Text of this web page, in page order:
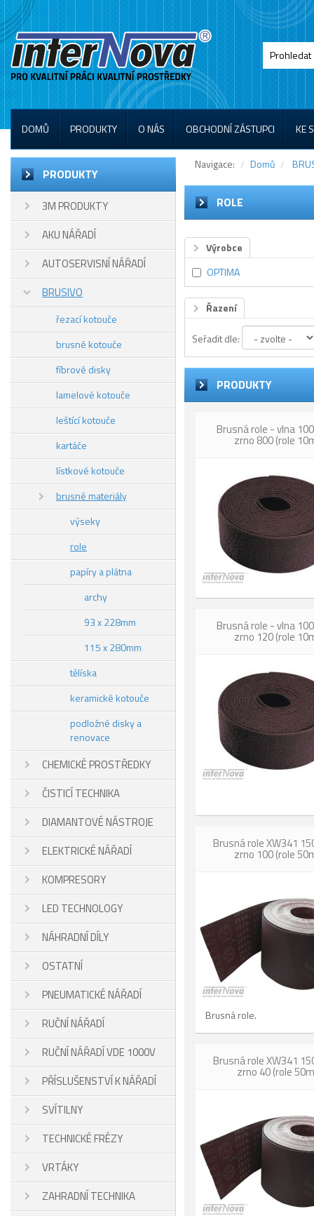
DOMŮ PRODUKTY O NÁS OBCHODNÍ ZÁSTUPCI KE
PRODUKTY
3M PRODUKTY
AKU NÁŘADÍ
AUTOSERVISNÍ NÁŘADÍ
BRUSIVO
řezací kotouče
brusné kotouče
fíbrové disky
lamelové kotouče
leštící kotouče
kartáče
lístkové kotouče
brusné materiály
výseky
role
papíry a plátna
archy
93 x 228mm
115 x 280mm
tělíska
keramické kotouče
podložné disky a
renovace
CHEMICKÉ PROSTŘEDKY
ČISTICÍ TECHNIKA
DIAMANTOVÉ NÁSTROJE
ELEKTRICKÉ NÁŘADÍ
KOMPRESORY
LED TECHNOLOGY
NÁHRADNÍ DÍLY
OSTATNÍ
PNEUMATICKÉ NÁŘADÍ
RUČNÍ NÁŘADÍ
RUČNÍ NÁŘADÍ VDE 1000V
PŘÍSLUŠENSTVÍ K NÁŘADÍ
SVÍTILNY
TECHNICKÉ FRÉZY
VRTÁKY
ZAHRADNÍ TECHNIKA
Navigace: Domů
ROLE
Výrobce
OPTIMA
Řazení
Seřadit dle:
PRODUKTY
Brusná role - vlna
zrno 800 (role
Brusná role - vlna
zrno 120 (role
Brusná role XW341
zrno 100 (role
Brusná role.
Brusná role XW341
zrno 40 (role